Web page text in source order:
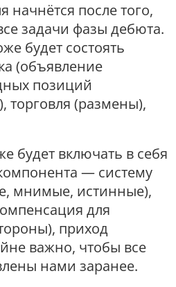
начнётся после того,
задачи фазы дебюта.
будет состоять
(объявление
позиций
торговля (размены),
будет включать в себя
— систему
мнимые, истинные),
для
приход
важно, чтобы все
нами заранее.